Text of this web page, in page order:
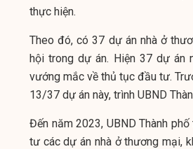
thực hiện.
Theo đó, có 37 dự án nhà ở
hội trong dự án. Hiện 37 dự án
vướng mắc về thủ tục đầu tư.
13/37 dự án này, trình UBND
Đến năm 2023, UBND Thành
tư các dự án nhà ở thương mại,